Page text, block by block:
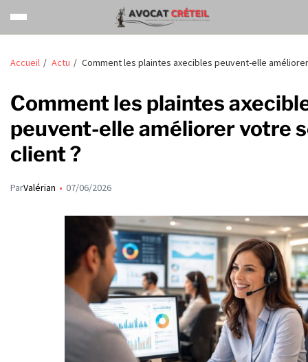
Accueil Actu Comment les plaintes axecibles peuvent-elle
Comment les plaintes
peuvent-elle améliorer votre
client ?
ParValérian 07/06/2026